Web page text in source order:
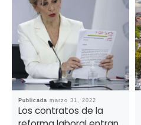
Publicada marzo 31, 2022
Los contratos de la